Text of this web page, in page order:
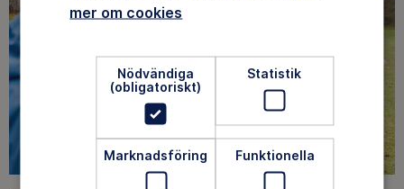
mer om cookies
Nödvändiga
(obligatoriskt)
Statistik
Marknadsföring Funktionella